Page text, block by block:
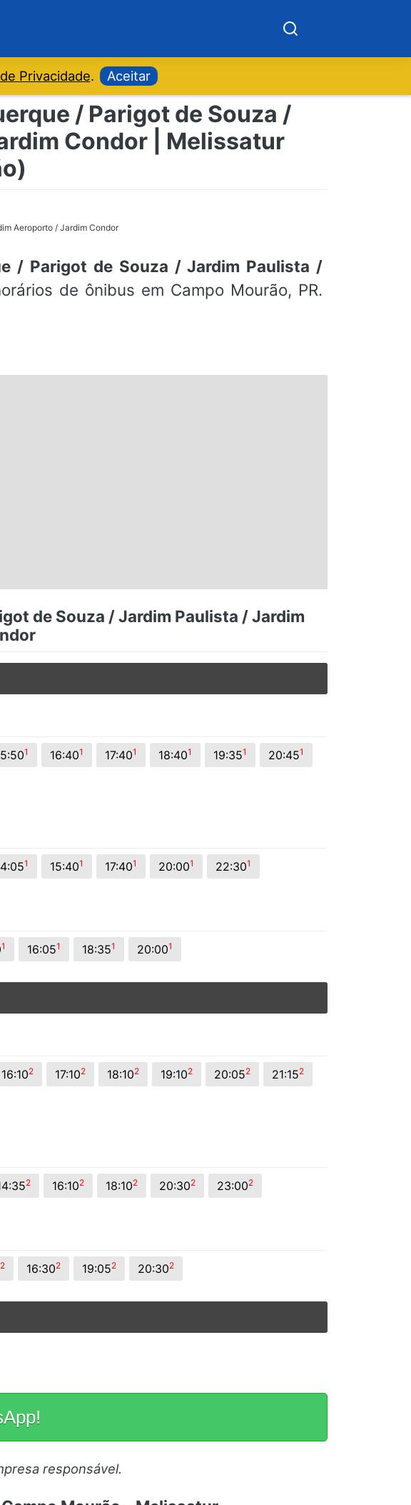
Privacidade. Aceitar
/ Parigot de Souza /
Condor | Melissatur
Aeroporto / Jardim Condor
/ Parigot de Souza / Jardim Paulista /
de ônibus em Campo Mourão, PR.
de Souza / Jardim Paulista / Jardim
1 16:401 17:401 18:401 19:351 20:451
1 15:401 17:401 20:001 22:301
1 16:051 18:351 20:001
16:102 17:102 18:102 19:102 20:052 21:152
2 16:102 18:102 20:302 23:002
2 16:302 19:052 20:302
responsável.